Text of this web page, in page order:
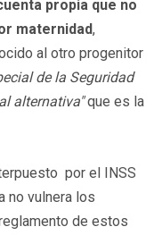
propia que no
maternidad,
al otro progenitor
de la Seguridad
alternativa"que es la
por el INSS
no vulnera los
de estos